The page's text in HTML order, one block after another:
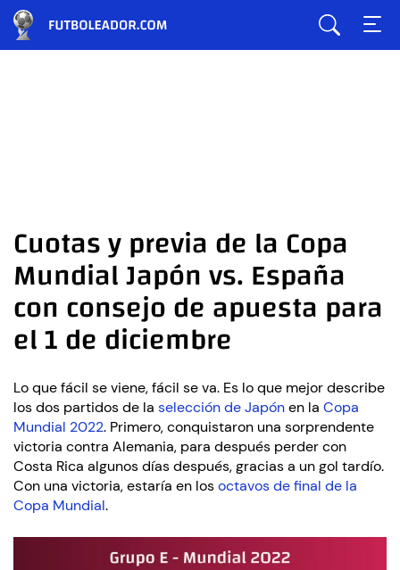
Cuotas y previa de la Copa
Mundial Japón vs. España
con consejo de apuesta para
el 1 de diciembre
Lo que fácil se viene, fácil se va. Es lo que mejor describe
los dos partidos de la selección de Japónen la Copa
Mundial 2022. Primero, conquistaron una sorprendente
victoria contra Alemania, para después perder con
Costa Rica algunos días después, gracias a un gol tardío.
Con una victoria, estaría en losoctavos de final de la
Copa Mundial.